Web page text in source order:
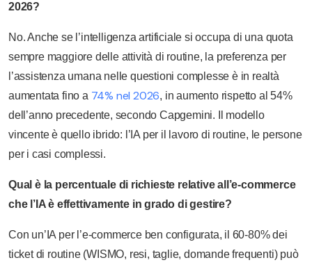
2026?
No. Anche se l’intelligenza artificiale si occupa di una quota
sempre maggiore delle attività di routine, la preferenza per
l’assistenza umana nelle questioni complesse è in realtà
aumentata fino a 74% nel 2026, in aumento rispetto al 54%
dell’anno precedente, secondo Capgemini. Il modello
vincente è quello ibrido: l’IA per il lavoro di routine, le persone
per i casi complessi.
Qual è la percentuale di richieste relative all’e-commerce
che l’IA è effettivamente in grado di gestire?
Con un’IA per l’e-commerce ben configurata, il 60-80% dei
ticket di routine (WISMO, resi, taglie, domande frequenti) può